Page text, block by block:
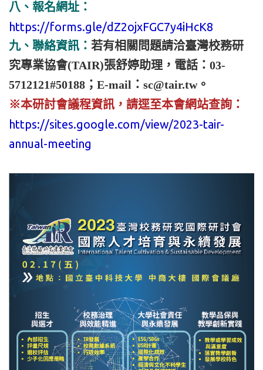
八、報名網址：
https://forms.gle/dZ2ojxFGC7y4iHcK8
九、聯絡資訊： 若有相關問題請洽臺灣校務研
究專業協會(TAIR)張舒婷助理，電話：03-
5712121#50188；E-mail：sc@tair.tw。
※本研討會議程資訊，請逕至本會網站查詢：
https://sites.google.com/view/2023-tair-
annual-meeting